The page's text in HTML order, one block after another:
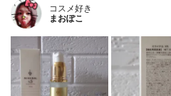
コスメ好き
まおぽこ